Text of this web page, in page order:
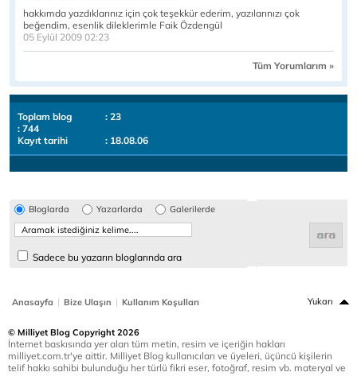
hakkımda yazdıklarınız için çok teşekkür ederim, yazılarınızı çok
beğendim, esenlik dileklerimle Faik Özdengül
05 Eylül 2009 02:23
Tüm Yorumlarım »
Toplam blog
: 23
: 744
Kayıt tarihi
: 18.08.06
Bloglarda Yazarlarda Galerilerde
Sadece bu yazarın bloglarında ara
Anasayfa | Bize Ulaşın | Kullanım Koşulları Yukarı
© Milliyet Blog Copyright 2026
İnternet baskısında yer alan tüm metin, resim ve içeriğin hakları
milliyet.com.tr'ye aittir. Milliyet Blog kullanıcıları ve üyeleri, üçüncü kişilerin
telif hakkı sahibi bulunduğu her türlü fikri eser, fotoğraf, resim vb. materyal ve